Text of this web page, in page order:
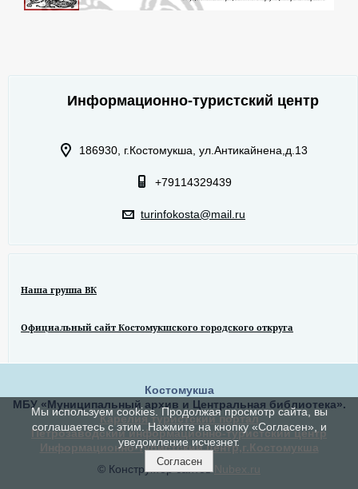
Информационно-туристский центр
186930, г.Костомукша, ул.Антикайнена,д.13
+79114329439
turinfokosta@mail.ru
Наша группа ВК
Официальный сайт Костомукшского городского откруга
Костомукша
МБУ «Муниципальный архив и Центральная библиотека».
Карелия туристский портал
Петрозаводский информационно-туристский центр
Информационно-туристский центр,г.Костомукша
© Конструктор сайтов
Nubex.ru
Мы используем cookies. Продолжая просмотр сайта, вы
соглашаетесь с этим. Нажмите на кнопку «Согласен», и
уведомление исчезнет.
Согласен